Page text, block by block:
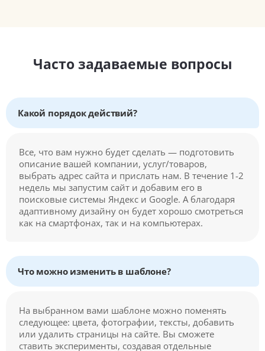
Часто задаваемые вопросы
Какой порядок действий?
Все, что вам нужно будет сделать — подготовить
описание вашей компании, услуг/товаров,
выбрать адрес сайта и прислать нам. В течение 1-2
недель мы запустим сайт и добавим его в
поисковые системы Яндекс и Google. А благодаря
адаптивному дизайну он будет хорошо смотреться
как на смартфонах, так и на компьютерах.
Что можно изменить в шаблоне?
На выбранном вами шаблоне можно поменять
следующее: цвета, фотографии, тексты, добавить
или удалить страницы на сайте. Вы сможете
ставить эксперименты, создавая отдельные